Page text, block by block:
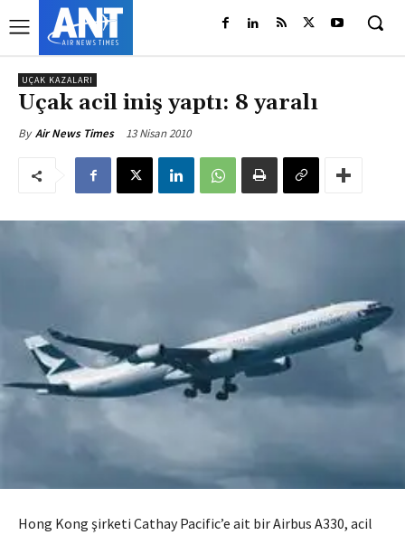
UÇAK KAZALARI
Uçak acil iniş yaptı: 8 yaralı
By Air News Times 13 Nisan 2010
Hong Kong şirketi Cathay Pacific’e ait bir Airbus A330, acil